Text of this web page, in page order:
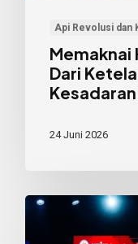
Api Revolusi dan
Memaknai
Dari
24 Juni 2026
Gita